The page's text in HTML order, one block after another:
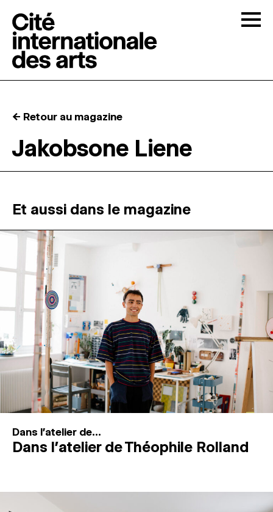
RÉSIDENCES ↓
ATELIERS OUVERTS
PROGRAMMATION
MAGAZINE
ESPACES DE PRATIQUE ARTISTIQUE ↓
Recherche
Connexion
← Retour au magazine
Jakobsone Liene
Et aussi dans le magazine
Dans l'atelier de...
Dans l’atelier de Théophile Rolland